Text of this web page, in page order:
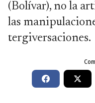
(Bolívar), no la
las
tergiversaciones.